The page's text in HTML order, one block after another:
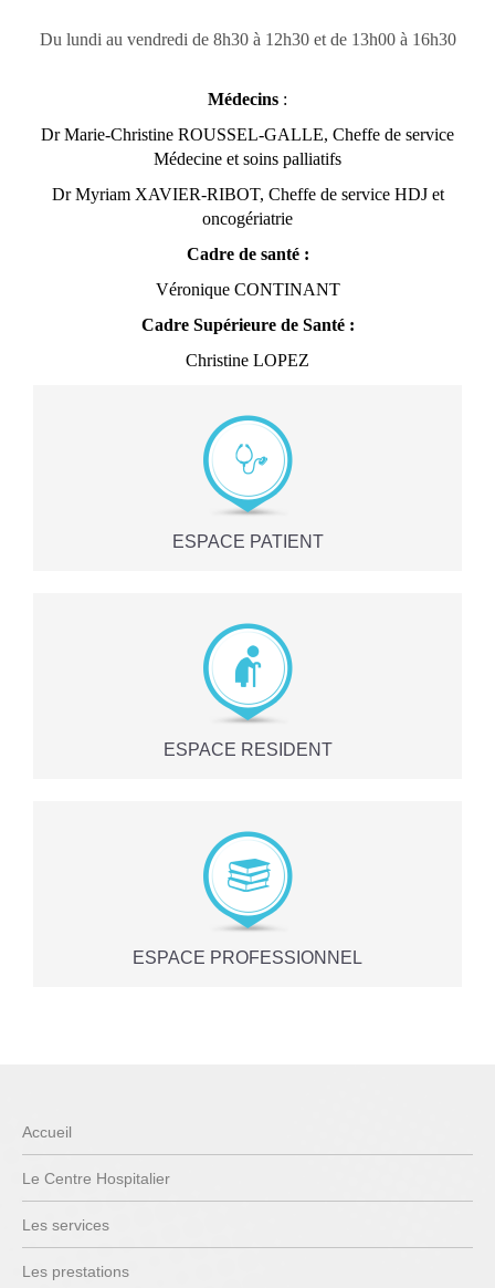
Du lundi au vendredi de 8h30 à 12h30 et de 13h00 à 16h30
Médecins :
Dr Marie-Christine ROUSSEL-GALLE, Cheffe de service
Médecine et soins palliatifs
Dr Myriam XAVIER-RIBOT, Cheffe de service HDJ et
oncogériatrie
Cadre de santé :
Véronique CONTINANT
Cadre Supérieure de Santé :
Christine LOPEZ
ESPACE PATIENT
ESPACE RESIDENT
ESPACE PROFESSIONNEL
Accueil
Le Centre Hospitalier
Les services
Les prestations